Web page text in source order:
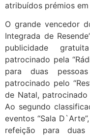
atribuídos prémios em
O grande vencedor
Integrada de
publicidade
patrocinado pela
para duas pessoas
patrocinado pelo
de Natal, patrocinado
Ao segundo
eventos “Sala
refeição para duas